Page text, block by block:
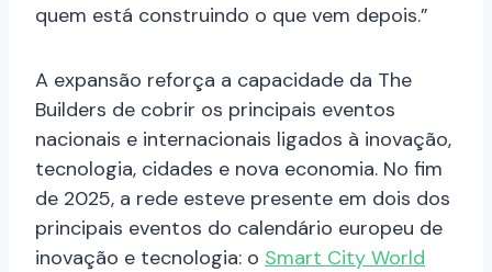
quem está construindo o que vem depois.”
A expansão reforça a capacidade da The
Builders de cobrir os principais eventos
nacionais e internacionais ligados à inovação,
tecnologia, cidades e nova economia. No fim
de 2025, a rede esteve presente em dois dos
principais eventos do calendário europeu de
inovação e tecnologia: o Smart City World